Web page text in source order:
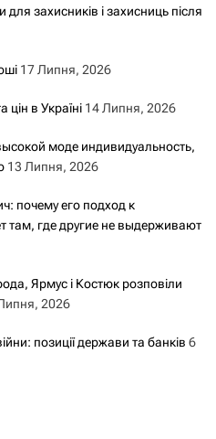
захисників і захисниць після
17 Липня, 2026
цін в Україні 14 Липня, 2026
моде индивидуальность,
13 Липня, 2026
почему его подход к
там, где другие не выдерживают
Ярмус і Костюк розповіли
2026
позиції держави та банків 6